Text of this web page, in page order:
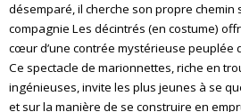
désemparé, il cherche son propre chemin
compagnie Les décintrés (en costume)
cœur d’une contrée mystérieuse peuplée
Ce spectacle de marionnettes, riche en
ingénieuses, invite les plus jeunes à se
et sur la manière de se construire en